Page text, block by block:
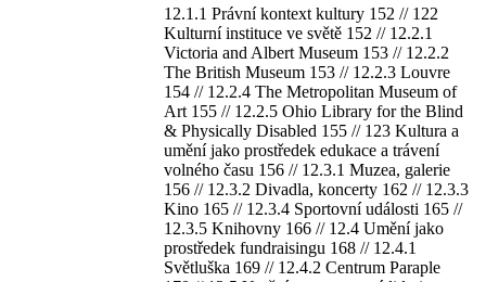
12.1.1 Právní kontext kultury 152 // 122
Kulturní instituce ve světě 152 // 12.2.1
Victoria and Albert Museum 153 // 12.2.2
The British Museum 153 // 12.2.3 Louvre
154 // 12.2.4 The Metropolitan Museum of
Art 155 // 12.2.5 Ohio Library for the Blind
& Physically Disabled 155 // 123 Kultura a
uměníjako prostředek edukace a trávení
volného času 156 // 12.3.1 Muzea, galerie
156 // 12.3.2 Divadla, koncerty 162 // 12.3.3
Kino 165 // 12.3.4 Sportovní události 165 //
12.3.5 Knihovny 166 // 12.4 Uměníjako
prostředek fundraisingu 168 // 12.4.1
Světluška 169 // 12.4.2 Centrum Paraple